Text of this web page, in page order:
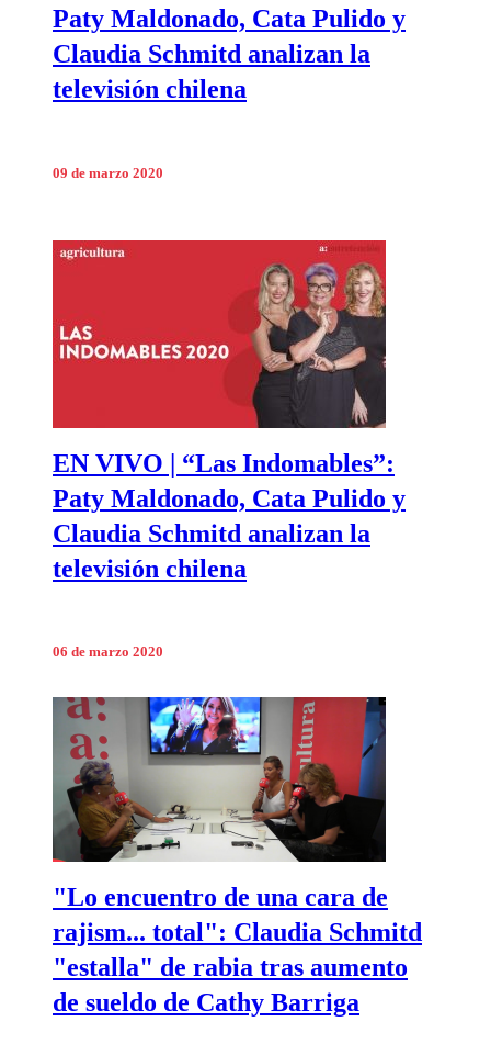
Paty Maldonado, Cata Pulido y
Claudia Schmitd analizan la
televisión chilena
09 de marzo 2020
EN VIVO | “Las Indomables”:
Paty Maldonado, Cata Pulido y
Claudia Schmitd analizan la
televisión chilena
06 de marzo 2020
"Lo encuentro de una cara de
rajism... total": Claudia Schmitd
"estalla" de rabia tras aumento
de sueldo de Cathy Barriga